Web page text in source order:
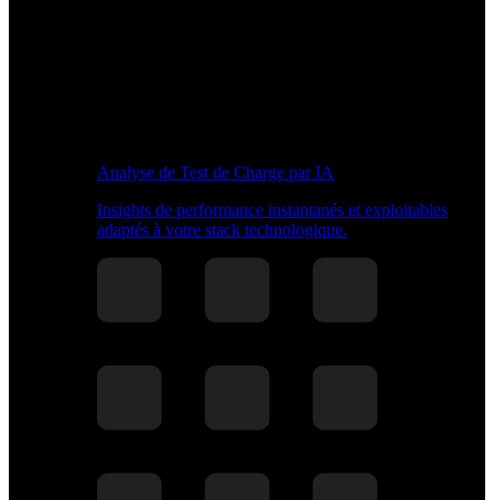
Analyse de Test de Charge par IA
Insights de performance instantanés et exploitables
adaptés à votre stack technologique.